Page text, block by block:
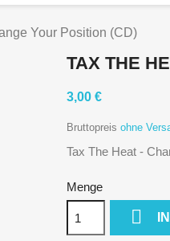
Your Position (CD)
TAX THE
3,00 €
Bruttopreis ohne
Tax The Heat -
Menge
